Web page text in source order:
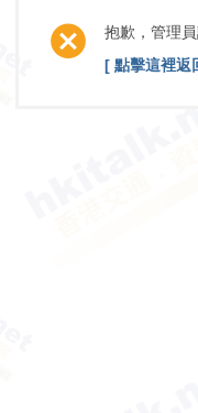
抱歉，管理
[ 點擊這裡返